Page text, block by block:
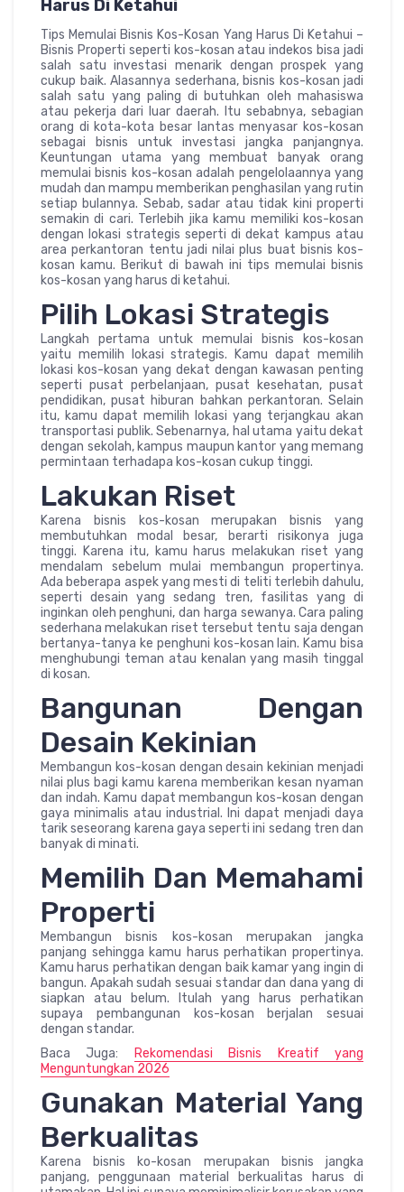
Harus Di Ketahui
Tips Memulai Bisnis Kos-Kosan Yang Harus Di Ketahui –
Bisnis Properti seperti kos-kosan atau indekos bisa jadi
salah satu investasi menarik dengan prospek yang
cukup baik. Alasannya sederhana, bisnis kos-kosan jadi
salah satu yang paling di butuhkan oleh mahasiswa
atau pekerja dari luar daerah. Itu sebabnya, sebagian
orang di kota-kota besar lantas menyasar kos-kosan
sebagai bisnis untuk investasi jangka panjangnya.
Keuntungan utama yang membuat banyak orang
memulai bisnis kos-kosan adalah pengelolaannya yang
mudah dan mampu memberikan penghasilan yang rutin
setiap bulannya. Sebab, sadar atau tidak kini properti
semakin di cari. Terlebih jika kamu memiliki kos-kosan
dengan lokasi strategis seperti di dekat kampus atau
area perkantoran tentu jadi nilai plus buat bisnis kos-
kosan kamu. Berikut di bawah ini tips memulai bisnis
kos-kosan yang harus di ketahui.
Pilih Lokasi Strategis
Langkah pertama untuk memulai bisnis kos-kosan
yaitu memilih lokasi strategis. Kamu dapat memilih
lokasi kos-kosan yang dekat dengan kawasan penting
seperti pusat perbelanjaan, pusat kesehatan, pusat
pendidikan, pusat hiburan bahkan perkantoran. Selain
itu, kamu dapat memilih lokasi yang terjangkau akan
transportasi publik. Sebenarnya, hal utama yaitu dekat
dengan sekolah, kampus maupun kantor yang memang
permintaan terhadapa kos-kosan cukup tinggi.
Lakukan Riset
Karena bisnis kos-kosan merupakan bisnis yang
membutuhkan modal besar, berarti risikonya juga
tinggi. Karena itu, kamu harus melakukan riset yang
mendalam sebelum mulai membangun propertinya.
Ada beberapa aspek yang mesti di teliti terlebih dahulu,
seperti desain yang sedang tren, fasilitas yang di
inginkan oleh penghuni, dan harga sewanya. Cara paling
sederhana melakukan riset tersebut tentu saja dengan
bertanya-tanya ke penghuni kos-kosan lain. Kamu bisa
menghubungi teman atau kenalan yang masih tinggal
di kosan.
Bangunan Dengan
Desain Kekinian
Membangun kos-kosan dengan desain kekinian menjadi
nilai plus bagi kamu karena memberikan kesan nyaman
dan indah. Kamu dapat membangun kos-kosan dengan
gaya minimalis atau industrial. Ini dapat menjadi daya
tarik seseorang karena gaya seperti ini sedang tren dan
banyak di minati.
Memilih Dan Memahami
Properti
Membangun bisnis kos-kosan merupakan jangka
panjang sehingga kamu harus perhatikan propertinya.
Kamu harus perhatikan dengan baik kamar yang ingin di
bangun. Apakah sudah sesuai standar dan dana yang di
siapkan atau belum. Itulah yang harus perhatikan
supaya pembangunan kos-kosan berjalan sesuai
dengan standar.
Baca Juga:
Rekomendasi Bisnis Kreatif yang
Menguntungkan 2026
Gunakan Material Yang
Berkualitas
Karena bisnis ko-kosan merupakan bisnis jangka
panjang, penggunaan material berkualitas harus di